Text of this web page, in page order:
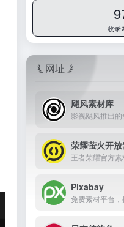
收录
网址
飓风素材库
影视飓风推出
荣耀萤火开
Pixabay